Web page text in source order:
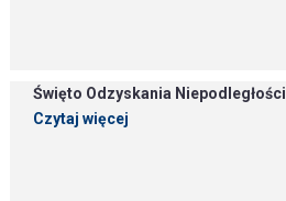
Święto Odzyskania Niepodległości
Czytaj więcej